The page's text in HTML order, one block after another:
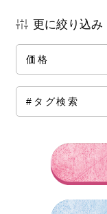
更に絞り込み
価格
全ての価格帯
150万円前後
300万円前後
#タグ検索